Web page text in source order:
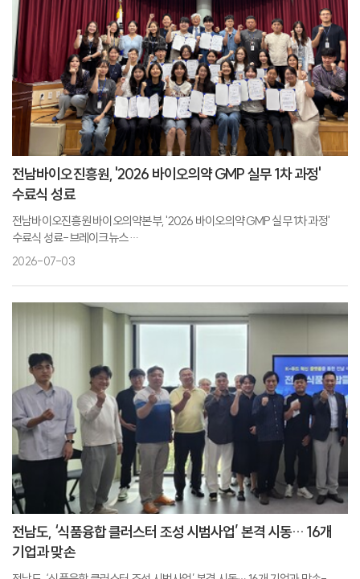
전남바이오진흥원, '2026 바이오의약 GMP 실무 1차 과정'
수료식 성료
전남바이오진흥원 바이오의약본부, '2026 바이오의약 GMP 실무 1차 과정'
수료식 성료-브레이크뉴스
전남바이오진흥원, 바이오의약 GMP 실무과정 수료-아주경제
일간투데이
전남바이오진흥원, 'GMP 실무' 수료생 15명 배출-뉴스워커
‘차세대 바이오 인재’ 15명, GMP 교육 수료…-전남타임스
2026-07-03
전남도, ‘식품융합 클러스터 조성 시범사업’ 본격 시동… 16개
기업과 맞손